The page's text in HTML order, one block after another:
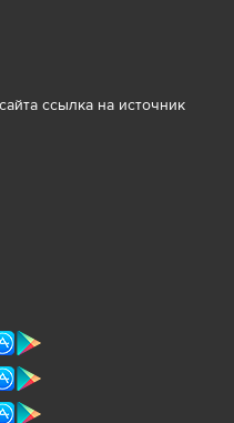
ссылка на источник